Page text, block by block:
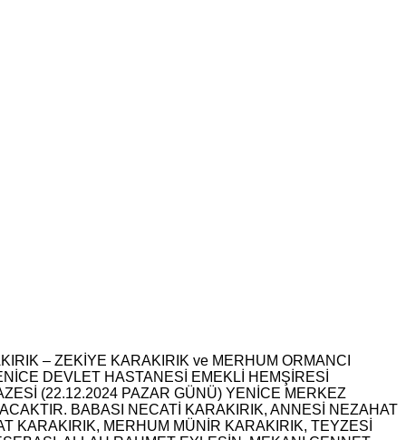
– ZEKİYE KARAKIRIK ve MERHUM ORMANCI
DEVLET HASTANESİ EMEKLİ HEMŞİRESİ
(22.12.2024 PAZAR GÜNÜ) YENİCE MERKEZ
BABASI NECATİ KARAKIRIK, ANNESİ NEZAHAT
KARAKIRIK, MERHUM MÜNİR KARAKIRIK, TEYZESİ